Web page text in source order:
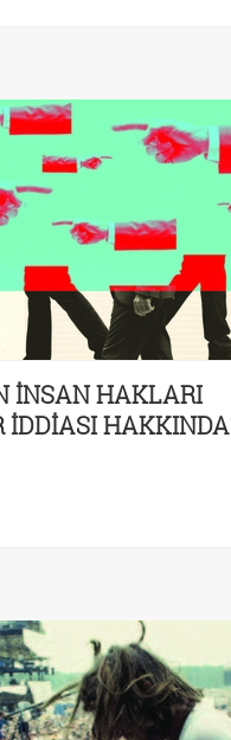
İNSAN HAKLARI
İDDİASI HAKKINDA